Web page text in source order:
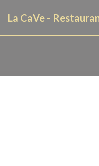
La CaVe -